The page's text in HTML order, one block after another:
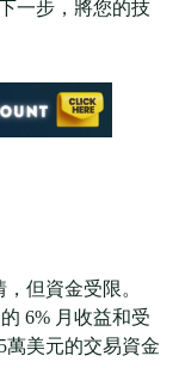
一步，將您的技
但資金受限。
6% 月收益和受
萬美元的交易資金